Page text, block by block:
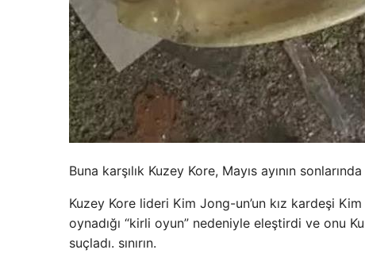
Buna karşılık Kuzey Kore, Mayıs ayının
Kuzey Kore lideri Kim Jong-un’un kız kardeşi
oynadığı “kirli oyun” nedeniyle eleştirdi ve onu
suçladı. sınırın.